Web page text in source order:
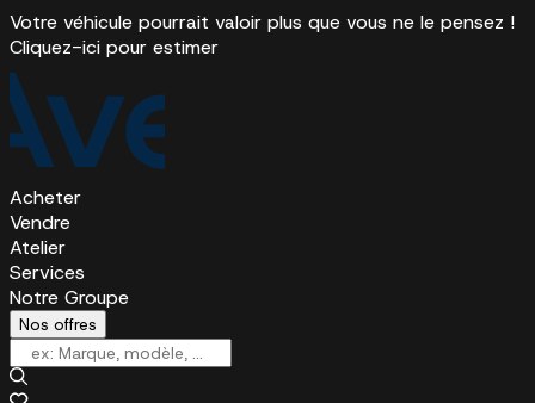
Votre véhicule pourrait valoir plus que vous ne le pensez !
Cliquez-ici pour estimer
Acheter
Vendre
Atelier
Services
Notre Groupe
Nos offres